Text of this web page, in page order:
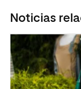
Noticias